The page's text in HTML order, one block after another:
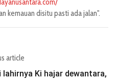
kemauan disitu pasti ada jalan".
article
lahirnya Ki hajar dewantara,